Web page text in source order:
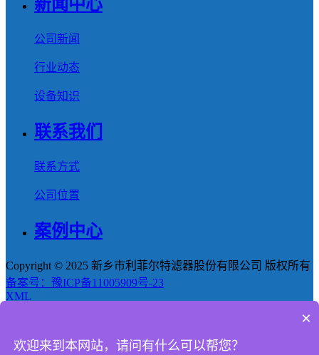
新闻中心
公司新闻
行业动态
设备知识
联系我们
联系方式
公司位置
案例中心
Copyright © 2025 新乡市利菲尔特滤器股份有限公司 版权所有
备案号：豫ICP备11005909号-23
XML
产品
×
欢迎来到本网站，请问有什么可以帮您？